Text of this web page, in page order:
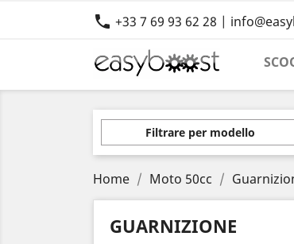
 +33 7 69 93 62 28 |
Filtrare per modello
Home Moto 50cc
GUARNIZIONE